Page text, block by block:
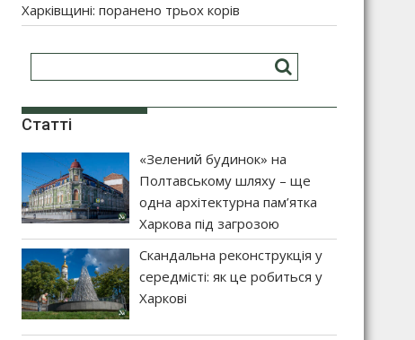
Харківщині: поранено трьох корів
Статті
«Зелений будинок» на
Полтавському шляху – ще
одна архітектурна пам’ятка
Харкова під загрозою
Скандальна реконструкція у
середмісті: як це робиться у
Харкові